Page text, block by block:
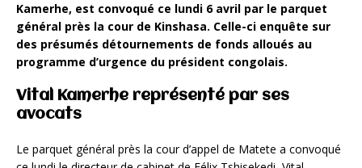
Kamerhe, est convoqué ce lundi 6 avril par le parquet
général près la cour de Kinshasa. Celle-ci enquête sur
des présumés détournements de fonds alloués au
programme d’urgence du président congolais.
Vital Kamerhe représenté par ses
avocats
Le parquet général près la cour d’appel de Matete a convoqué